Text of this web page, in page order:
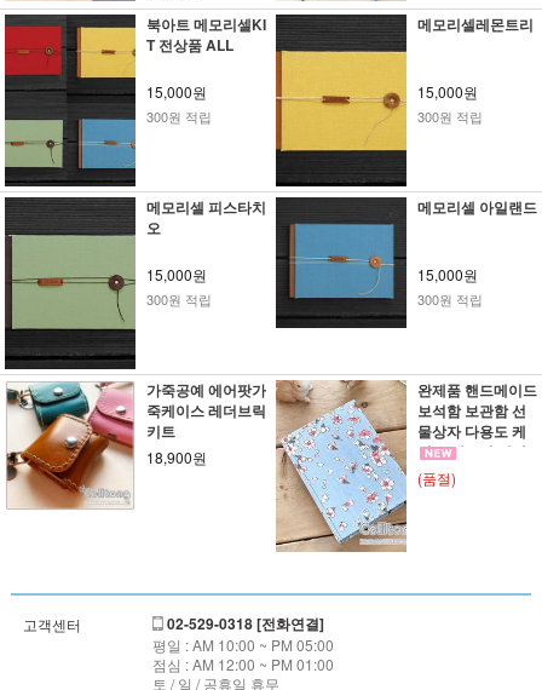
북아트 메모리셀KI
T 전상품 ALL
15,000원
300원 적립
메모리셀레몬트리
15,000원
300원 적립
메모리셀 피스타치
오
15,000원
300원 적립
메모리셀 아일랜드
15,000원
300원 적립
가죽공예 에어팟가
죽케이스 레더브릭
키트
18,900원
완제품 핸드메이드
보석함 보관함 선
물상자 다용도 케
이스 패브릭 커버
까또나주 벚꽃 라
이트스틸블루
(품절)
고객센터 02-529-0318 [전화연결]
평일 : AM 10:00 ~ PM 05:00
점심 : AM 12:00 ~ PM 01:00
토 / 일 / 공휴일 휴무